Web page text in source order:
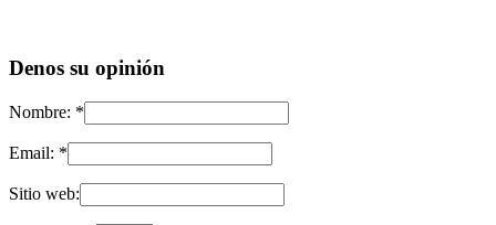
Denos su opinión
Nombre: *
Email: *
Sitio web: